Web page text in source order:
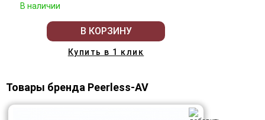
В наличии
В КОРЗИНУ
Купить в 1 клик
Товары бренда Peerless-AV